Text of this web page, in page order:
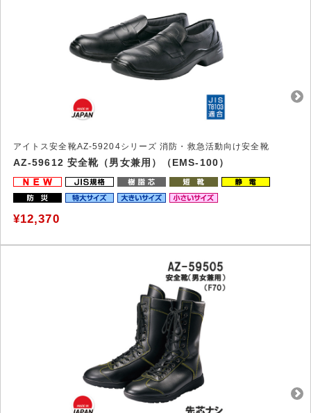
アイトス安全靴AZ-59204シリーズ 消防・救急活動向け安全靴
AZ-59612 安全靴（男女兼用）（EMS-100）
¥12,370